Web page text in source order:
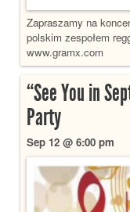
Zapraszamy na
polskim zespołem
www.gramx.com
“See You in
Party
Sep 12 @ 6:00 pm